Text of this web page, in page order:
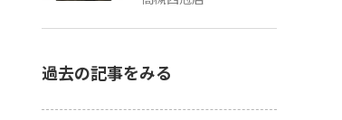
過去の記事をみる